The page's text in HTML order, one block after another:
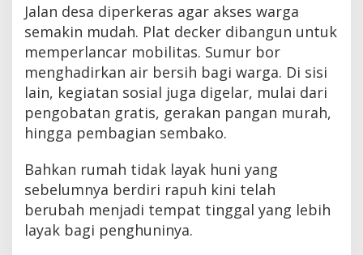
Jalan desa diperkeras agar akses warga
semakin mudah. Plat decker dibangun untuk
memperlancar mobilitas. Sumur bor
menghadirkan air bersih bagi warga. Di sisi
lain, kegiatan sosial juga digelar, mulai dari
pengobatan gratis, gerakan pangan murah,
hingga pembagian sembako.
Bahkan rumah tidak layak huni yang
sebelumnya berdiri rapuh kini telah
berubah menjadi tempat tinggal yang lebih
layak bagi penghuninya.